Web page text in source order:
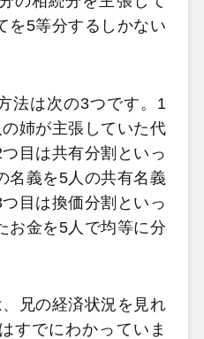
を5等分するしかない
法は次の3つです。1
姉が主張していた代
目は共有分割といっ
名義を5人の共有名義
目は換価分割といっ
お金を5人で均等に分
兄の経済状況を見れ
すでにわかっていま